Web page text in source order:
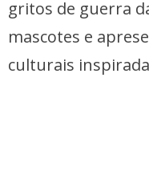
gritos de guerra
mascotes e
culturais